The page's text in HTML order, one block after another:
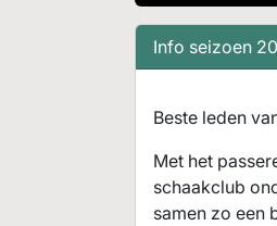
Info seizoen
Beste leden
Met het
schaakclub
samen zo een